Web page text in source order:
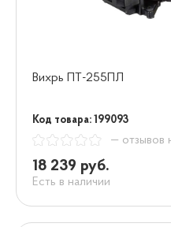
Вихрь ПТ-255ПЛ
Код товара: 199093
— отзывов
18 239 руб.
Есть в наличии